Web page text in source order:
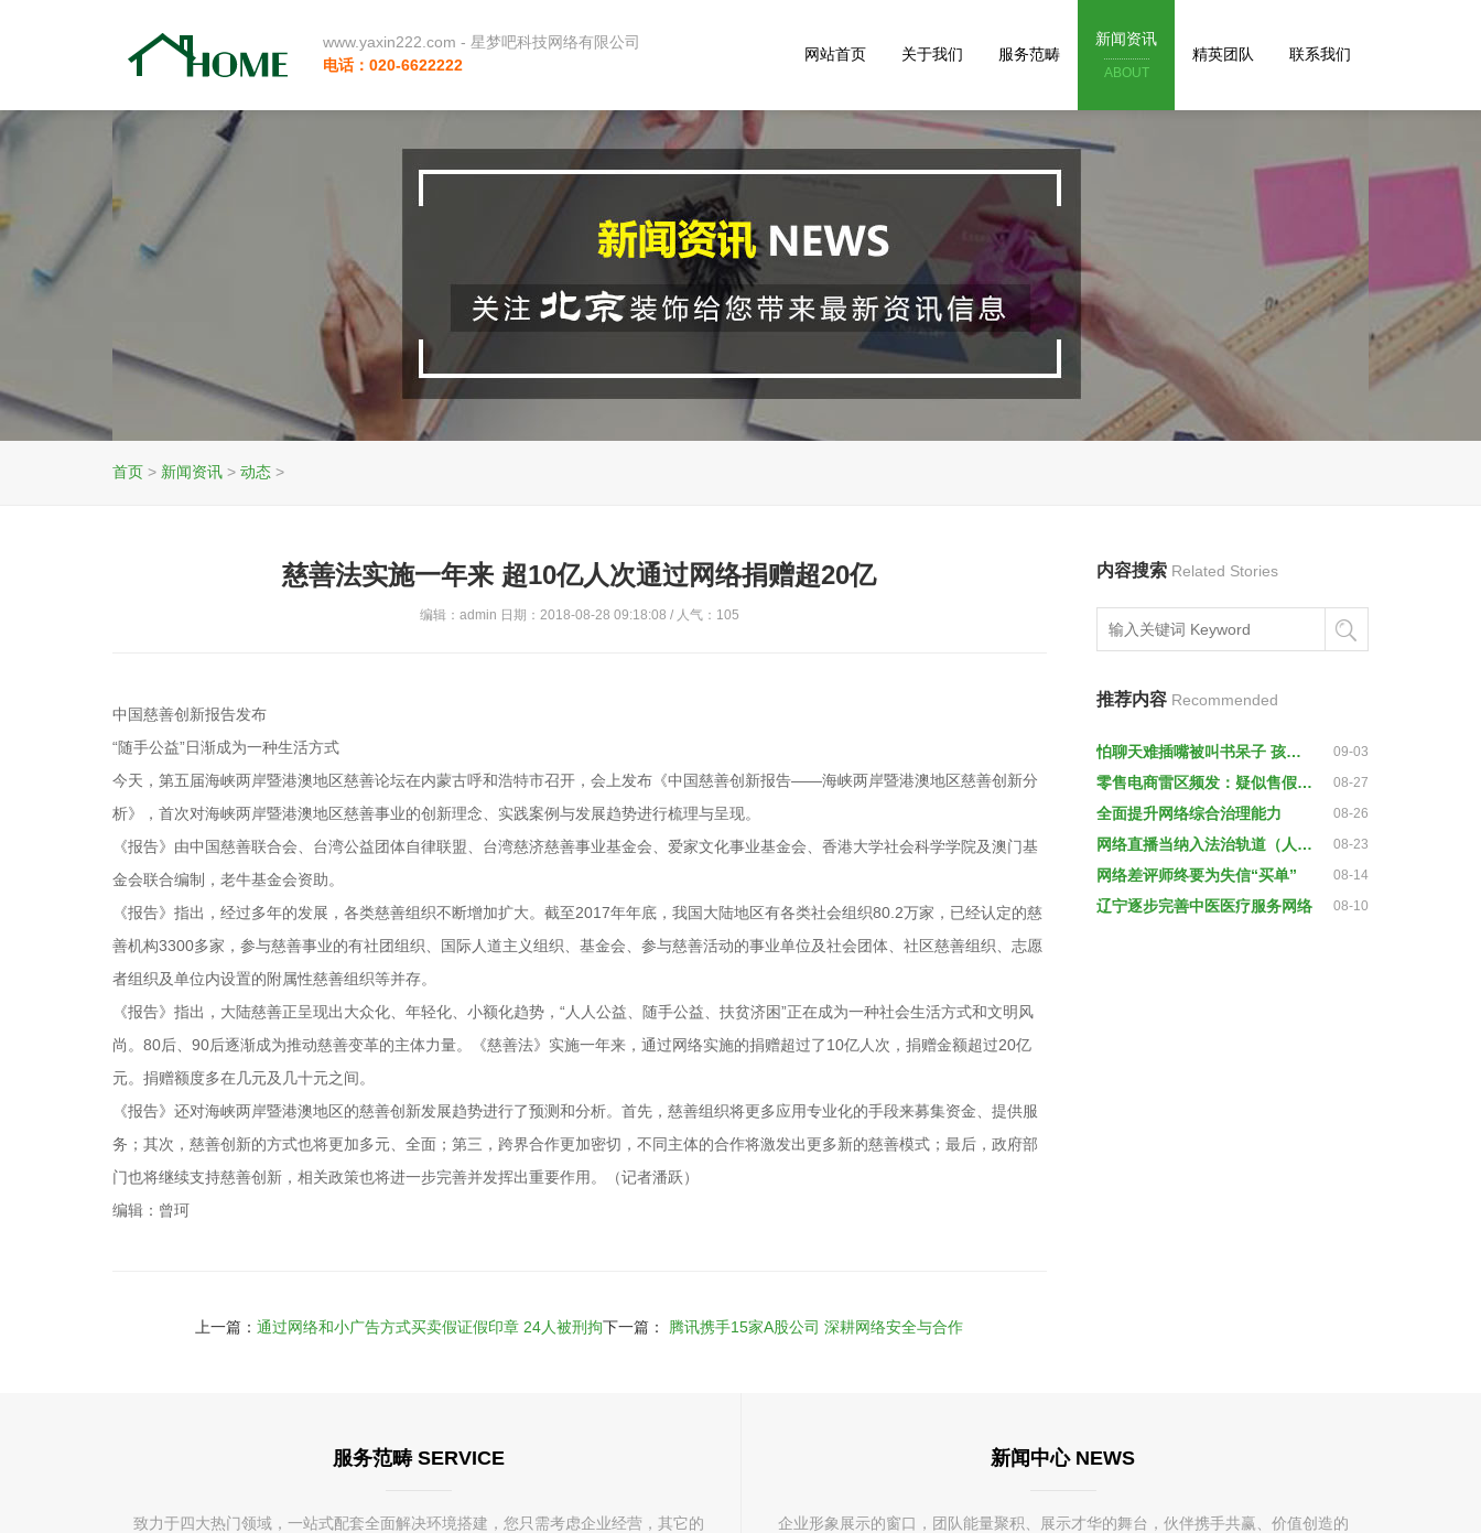
www.yaxin222.com - 星梦吧科技网络有限公司
电话：020-6622222
网站首页 关于我们 服务范畴
新闻资讯
ABOUT
精英团队 联系我们
首页 > 新闻资讯 > 动态 >
慈善法实施一年来 超10亿人次通过网络捐赠超20亿
编辑：admin 日期：2018-08-28 09:18:08 / 人气： 105
中国慈善创新报告发布
“随手公益”日渐成为一种生活方式
今天，第五届海峡两岸暨港澳地区慈善论坛在内蒙古呼和浩特市召开，会上发布《中国慈善创新报告——海峡两岸暨港澳地区慈善创新分
析》，首次对海峡两岸暨港澳地区慈善事业的创新理念、实践案例与发展趋势进行梳理与呈现。
《报告》由中国慈善联合会、台湾公益团体自律联盟、台湾慈济慈善事业基金会、爱家文化事业基金会、香港大学社会科学学院及澳门基
金会联合编制，老牛基金会资助。
《报告》指出，经过多年的发展，各类慈善组织不断增加扩大。截至2017年年底，我国大陆地区有各类社会组织80.2万家，已经认定的慈
善机构3300多家，参与慈善事业的有社团组织、国际人道主义组织、基金会、参与慈善活动的事业单位及社会团体、社区慈善组织、志愿
者组织及单位内设置的附属性慈善组织等并存。
《报告》指出，大陆慈善正呈现出大众化、年轻化、小额化趋势，“人人公益、随手公益、扶贫济困”正在成为一种社会生活方式和文明风
尚。80后、90后逐渐成为推动慈善变革的主体力量。《慈善法》实施一年来，通过网络实施的捐赠超过了10亿人次，捐赠金额超过20亿
元。捐赠额度多在几元及几十元之间。
《报告》还对海峡两岸暨港澳地区的慈善创新发展趋势进行了预测和分析。首先，慈善组织将更多应用专业化的手段来募集资金、提供服
务；其次，慈善创新的方式也将更加多元、全面；第三，跨界合作更加密切，不同主体的合作将激发出更多新的慈善模式；最后，政府部
门也将继续支持慈善创新，相关政策也将进一步完善并发挥出重要作用。（记者潘跃）
编辑：曾珂
上一篇：通过网络和小广告方式买卖假证假印章 24人被刑拘下一篇： 腾讯携手15家A股公司 深耕网络安全与合作
内容搜索 Related Stories
推荐内容 Recommended
怕聊天难插嘴被叫书呆子 孩子迷网游都有啥理由？ 09-03
零售电商雷区频发：疑似售假、发货延迟、网络欺诈 08-27
全面提升网络综合治理能力 08-26
网络直播当纳入法治轨道（人民时评） 08-23
网络差评师终要为失信“买单” 08-14
辽宁逐步完善中医医疗服务网络 08-10
服务范畴 SERVICE
致力于四大热门领域，一站式配套全面解决环境搭建，您只需考虑企业经营，其它的
新闻中心 NEWS
企业形象展示的窗口，团队能量聚积、展示才华的舞台，伙伴携手共赢、价值创造的